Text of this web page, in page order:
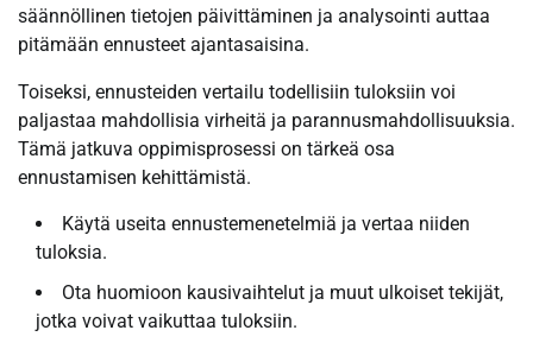
säännöllinen tietojen päivittäminen ja analysointi auttaa
pitämään ennusteet ajantasaisina.
Toiseksi, ennusteiden vertailu todellisiin tuloksiin voi
paljastaa mahdollisia virheitä ja parannusmahdollisuuksia.
Tämä jatkuva oppimisprosessi on tärkeä osa
ennustamisen kehittämistä.
Käytä useita ennustemenetelmiä ja vertaa niiden
tuloksia.
Ota huomioon kausivaihtelut ja muut ulkoiset tekijät,
jotka voivat vaikuttaa tuloksiin.